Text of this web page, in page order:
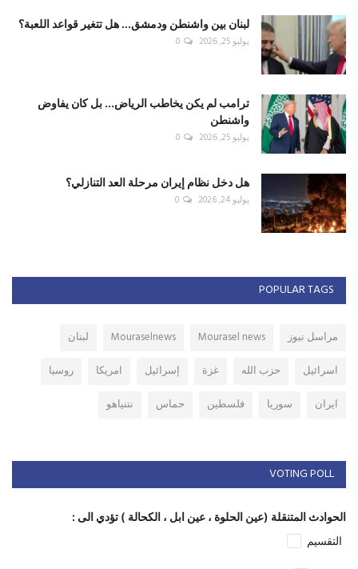
لبنان بين واشنطن ودمشق... هل تتغير قواعد اللعبة؟
يوليو 25, 2026 0
ترامب لم يكن يخاطب الرياض... بل كان يفاوض
واشنطن
يوليو 25, 2026 0
هل دخل نظام إيران مرحلة العد التنازلي؟
يوليو 24, 2026 0
POPULAR TAGS
مراسل نيوز Mourasel news
Mouraselnews
لبنان
اسرائيل
حزب الله غزة إسرائيل امريكا
روسيا
ايران
سوريا فلسطين حماس نتنياهو
VOTING POLL
الحوادث المتنقلة (عين الحلوة ، عين ابل ، الكحالة ) تؤدي الى :
التقسيم